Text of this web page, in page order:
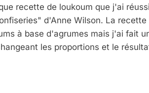
recette de loukoum que j'ai
d'Anne Wilson. La
à base d'agrumes mais j'ai fait
les proportions et le